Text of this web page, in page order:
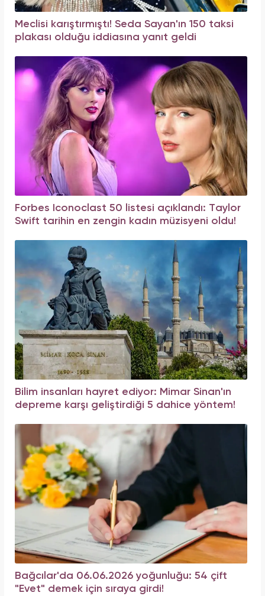
Meclisi karıştırmıştı! Seda Sayan'ın 150 taksi
plakası olduğu iddiasına yanıt geldi
Forbes Iconoclast 50 listesi açıklandı: Taylor
Swift tarihin en zengin kadın müzisyeni oldu!
Bilim insanları hayret ediyor: Mimar Sinan'ın
depreme karşı geliştirdiği 5 dahice yöntem!
Bağcılar'da 06.06.2026 yoğunluğu: 54 çift
"Evet" demek için sıraya girdi!